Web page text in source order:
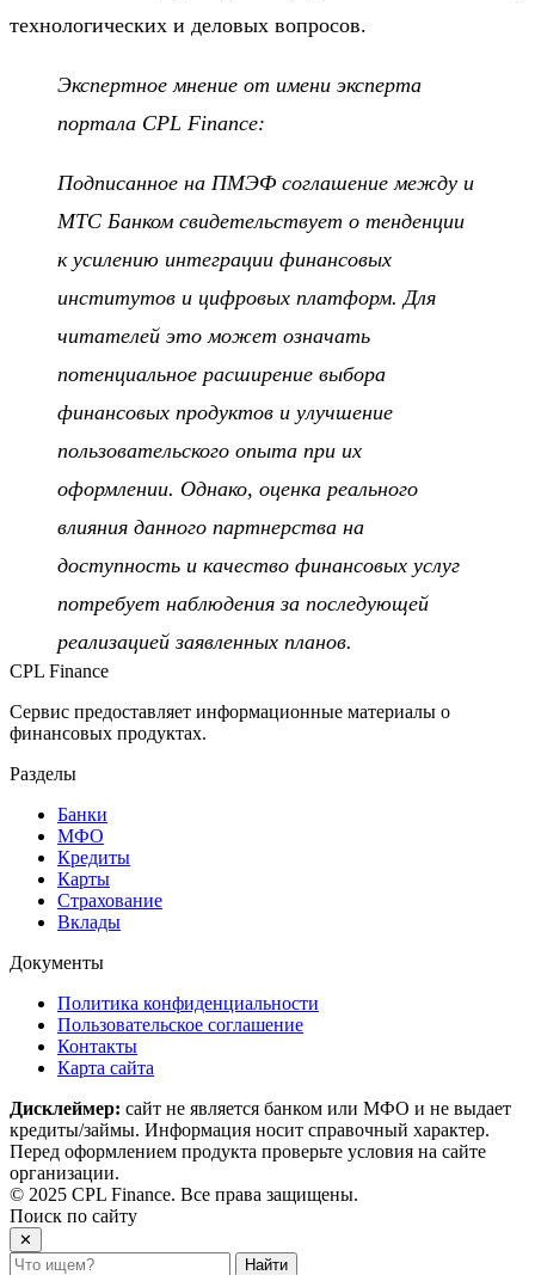
технологических и деловых вопросов.
Экспертное мнение от имени эксперта
портала CPL Finance:
Подписанное на ПМЭФ соглашение между и
МТС Банком свидетельствует о тенденции
к усилению интеграции финансовых
институтов и цифровых платформ. Для
читателей это может означать
потенциальное расширение выбора
финансовых продуктов и улучшение
пользовательского опыта при их
оформлении. Однако, оценка реального
влияния данного партнерства на
доступность и качество финансовых услуг
потребует наблюдения за последующей
реализацией заявленных планов.
CPL Finance
Сервис предоставляет информационные материалы о
финансовых продуктах.
Разделы
Банки
МФО
Кредиты
Карты
Страхование
Вклады
Документы
Политика конфиденциальности
Пользовательское соглашение
Контакты
Карта сайта
Дисклеймер: сайт не является банком или МФО и не выдает
кредиты/займы. Информация носит справочный характер.
Перед оформлением продукта проверьте условия на сайте
организации.
© 2025 CPL Finance. Все права защищены.
Поиск по сайту
✕
Найти